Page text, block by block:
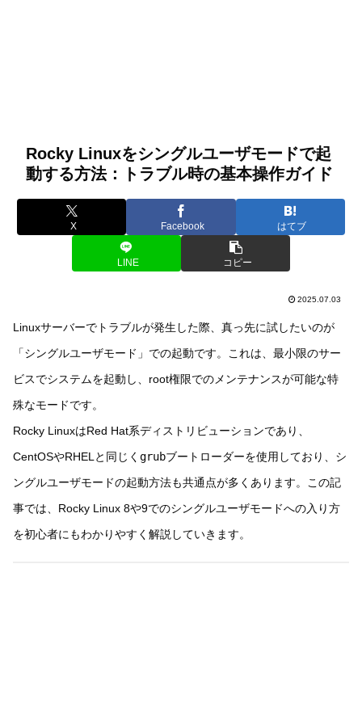
Rocky Linuxをシングルユーザモードで起
動する方法：トラブル時の基本操作ガイド
X Facebook はてブ
LINE コピー
2025.07.03
Linuxサーバーでトラブルが発生した際、真っ先に試したいのが
「シングルユーザモード」での起動です。これは、最小限のサー
ビスでシステムを起動し、root権限でのメンテナンスが可能な特
殊なモードです。
Rocky LinuxはRed Hat系ディストリビューションであり、
CentOSやRHELと同じく grubブートローダーを使用しており、シ
ングルユーザモードの起動方法も共通点が多くあります。この記
事では、Rocky Linux 8や9でのシングルユーザモードへの入り方
を初心者にもわかりやすく解説していきます。